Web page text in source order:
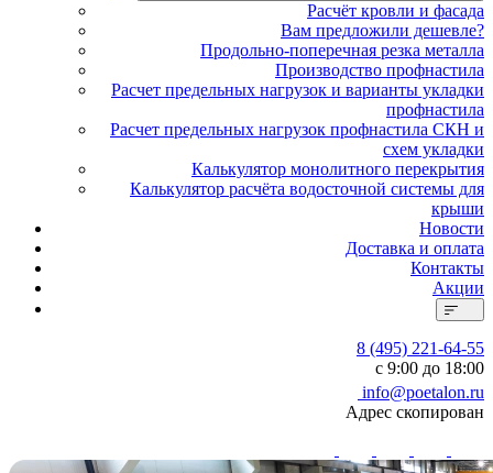
Расчёт кровли и фасада
Вам предложили дешевле?
Продольно-поперечная резка металла
Производство профнастила
Расчет предельных нагрузок и варианты укладки
профнастила
Расчет предельных нагрузок профнастила СКН и
схем укладки
Калькулятор монолитного перекрытия
Калькулятор расчёта водосточной системы для
крыши
Новости
Доставка и оплата
Контакты
Акции
8 (495) 221-64-55
с 9:00 до 18:00
info@poetalon.ru
Адрес скопирован